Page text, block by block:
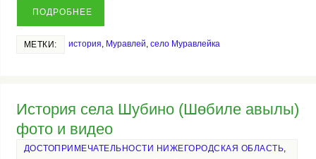
ПОДРОБНЕЕ
МЕТКИ: история Муравлей село Муравлейка
История села Шубино (Шөбиле авылы)
фото и видео
ДОСТОПРИМЕЧАТЕЛЬНОСТИ НИЖЕГОРОДСКАЯ ОБЛАСТЬ,